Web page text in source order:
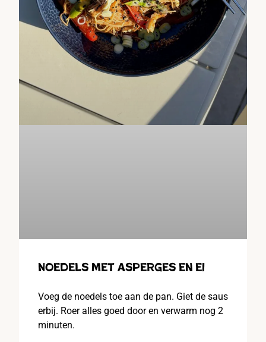
Noedels met asperges en ei
Voeg de noedels toe aan de pan. Giet de saus
erbij. Roer alles goed door en verwarm nog 2
minuten.